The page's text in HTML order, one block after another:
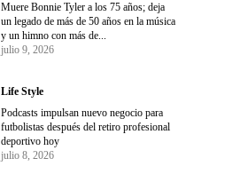
Muere Bonnie Tyler a los 75 años; deja
un legado de más de 50 años en la música
y un himno con más de...
julio 9, 2026
Life Style
Podcasts impulsan nuevo negocio para
futbolistas después del retiro profesional
deportivo hoy
julio 8, 2026